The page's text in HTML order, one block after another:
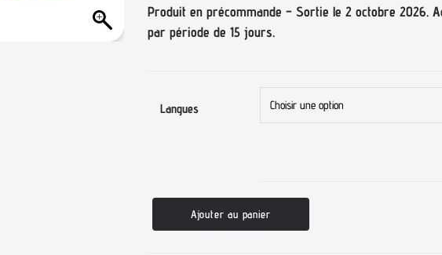
Produit en précommande – Sortie le 2 octobre 2026.
par période de 15 jours.
Langues
Ajouter au panier